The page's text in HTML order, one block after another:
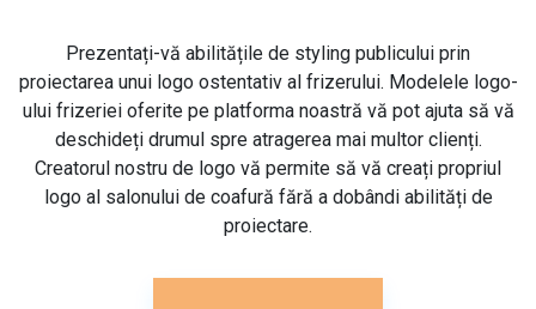
Prezentați-vă abilitățile de styling publicului prin
proiectarea unui logo ostentativ al frizerului. Modelele logo-
ului frizeriei oferite pe platforma noastră vă pot ajuta să vă
deschideți drumul spre atragerea mai multor clienți.
Creatorul nostru de logo vă permite să vă creați propriul
logo al salonului de coafură fără a dobândi abilități de
proiectare.